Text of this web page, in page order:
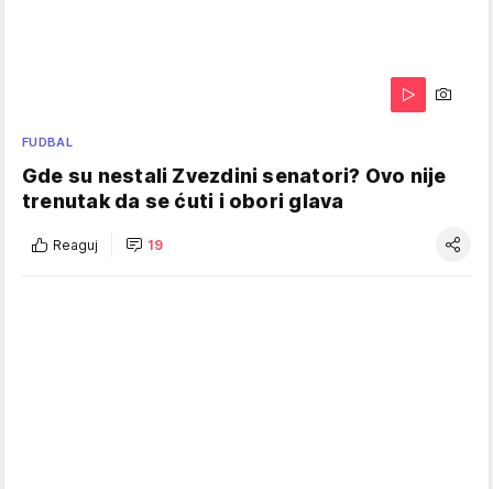
FUDBAL
Gde su nestali Zvezdini senatori? Ovo nije
trenutak da se ćuti i obori glava
Reaguj 19